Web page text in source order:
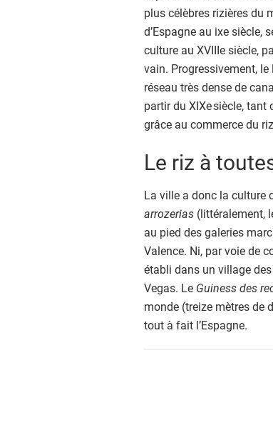
plus célèbres rizières du
d’Espagne au ixe siècle,
culture au XVIIIe siècle,
vain. Progressivement,
réseau très dense de
partir du XIXe siècle, tant
grâce au commerce du
Le riz à
La ville a donc la culture
arrozerias (littéralement,
au pied des galeries
Valence. Ni, par voie de
établi dans un village
Vegas. Le Guiness des
monde (treize mètres de
tout à fait l’Espagne.